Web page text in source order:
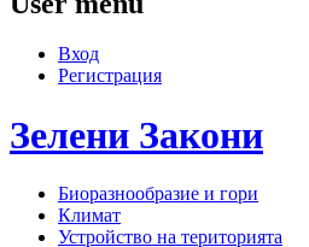
Вход
Регистрация
Зелени Закони
Биоразнообразие и гори
Климат
Устройство на територията